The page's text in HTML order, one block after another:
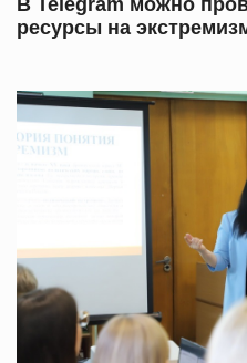
В Telegram можно
ресурсы на